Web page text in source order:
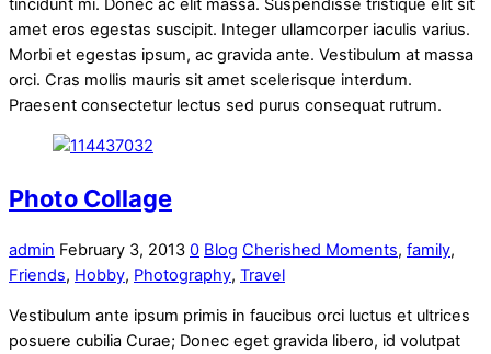
tincidunt mi. Donec ac elit massa. Suspendisse tristique elit sit
amet eros egestas suscipit. Integer ullamcorper iaculis varius.
Morbi et egestas ipsum, ac gravida ante. Vestibulum at massa
orci. Cras mollis mauris sit amet scelerisque interdum.
Praesent consectetur lectus sed purus consequat rutrum.
Photo Collage
admin February 3, 2013 0 Blog Cherished Moments, family,
Friends, Hobby, Photography, Travel
Vestibulum ante ipsum primis in faucibus orci luctus et ultrices
posuere cubilia Curae; Donec eget gravida libero, id volutpat